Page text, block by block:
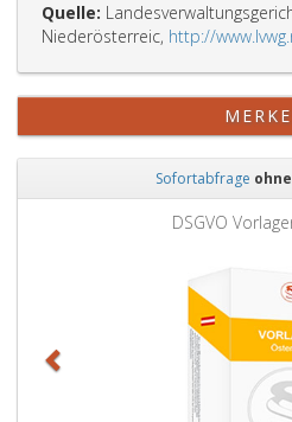
Quelle:
Niederösterreic, http://
Sofortabfrage ohne
DSGVO